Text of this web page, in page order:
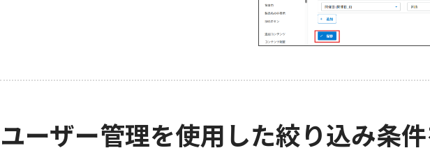
ユーザー管理を使用した絞り込み条